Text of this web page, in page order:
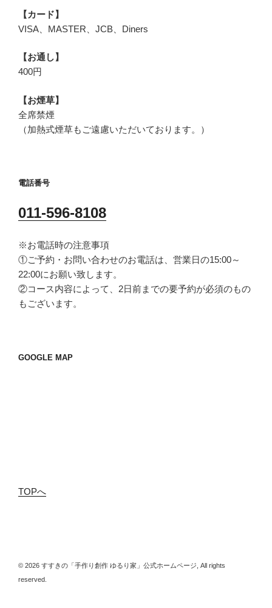
【カード】
VISA、MASTER、JCB、Diners
【お通し】
400円
【お煙草】
全席禁煙
（加熱式煙草もご遠慮いただいております。）
電話番号
011-596-8108
※お電話時の注意事項
①ご予約・お問い合わせのお電話は、営業日の15:00～
22:00にお願い致します。
②コース内容によって、2日前までの要予約が必須のもの
もございます。
GOOGLE MAP
TOPへ
© 2026 すすきの「手作り創作 ゆるり家」公式ホームページ, All rights
reserved.